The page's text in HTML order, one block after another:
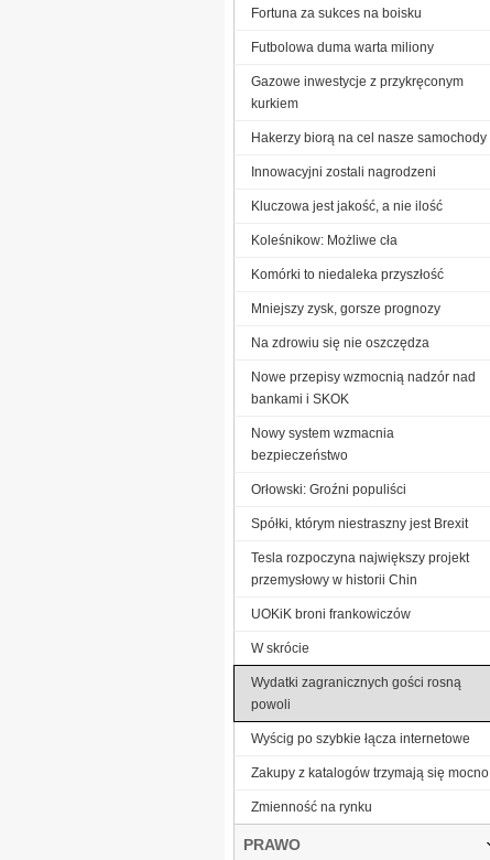
Fortuna za sukces na boisku
Futbolowa duma warta miliony
Gazowe inwestycje z przykręconym
kurkiem
Hakerzy biorą na cel nasze samochody
Innowacyjni zostali nagrodzeni
Kluczowa jest jakość, a nie ilość
Koleśnikow: Możliwe cła
Komórki to niedaleka przyszłość
Mniejszy zysk, gorsze prognozy
Na zdrowiu się nie oszczędza
Nowe przepisy wzmocnią nadzór nad
bankami i SKOK
Nowy system wzmacnia
bezpieczeństwo
Orłowski: Groźni populiści
Spółki, którym niestraszny jest Brexit
Tesla rozpoczyna największy projekt
przemysłowy w historii Chin
UOKiK broni frankowiczów
W skrócie
Wydatki zagranicznych gości rosną
powoli
Wyścig po szybkie łącza internetowe
Zakupy z katalogów trzymają się mocno
Zmienność na rynku
PRAWO